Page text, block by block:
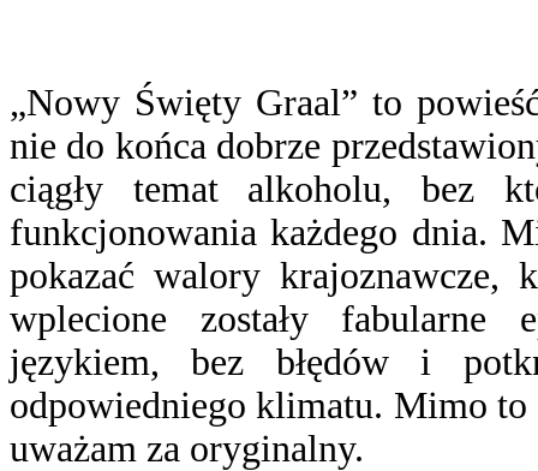
„Nowy Święty Graal” to
nie do końca dobrze
ciągły temat alkoholu, bez
funkcjonowania każdego dnia.
pokazać walory
wplecione zostały fabularne
językiem, bez błędów i
odpowiedniego klimatu. Mimo to
uważam za oryginalny.